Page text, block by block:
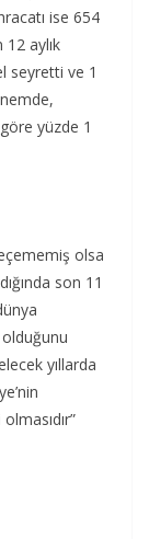
ise 654
aylık
seyretti ve 1
yüzde 1
olsa
son 11
yıllarda